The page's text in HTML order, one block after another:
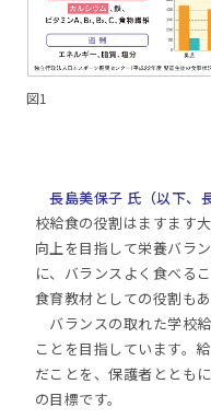
図1
長島美保子 氏（以下、長
校給食の役割はますます
向上を目指して栄養バラ
に、バランスよく食べる
食育教材としての役割もあ
バランスの取れた学校
ことを目指しています。
だことを、保護者ととも
の目標です。